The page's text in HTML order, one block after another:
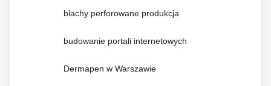
blachy perforowane produkcja
budowanie portali internetowych
Dermapen w Warszawie